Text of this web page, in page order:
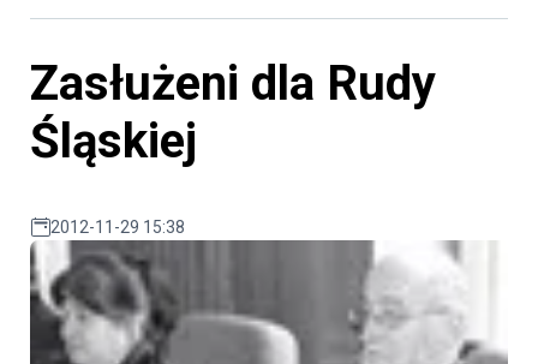
Zasłużeni dla Rudy
Śląskiej
2012-11-29 15:38